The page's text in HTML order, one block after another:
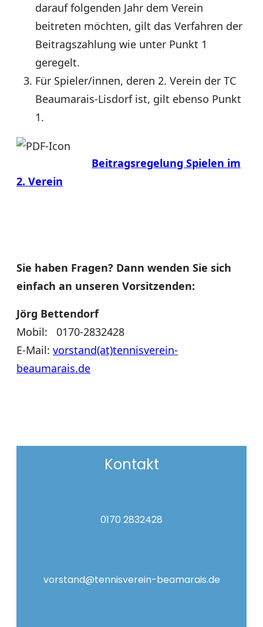
darauf folgenden Jahr dem Verein
beitreten möchten, gilt das Verfahren der
Beitragszahlung wie unter Punkt 1
geregelt.
Für Spieler/innen, deren 2. Verein der TC
Beaumarais-Lisdorf ist, gilt ebenso Punkt
1.
Beitragsregelung Spielen im
2. Verein
Sie haben Fragen? Dann wenden Sie sich
einfach an unseren Vorsitzenden:
Jörg Bettendorf
Mobil: 0170-2832428
E-Mail: vorstand(at)tennisverein-
beaumarais.de
Kontakt
0170 2832428
vorstand@tennisverein-beamarais.de